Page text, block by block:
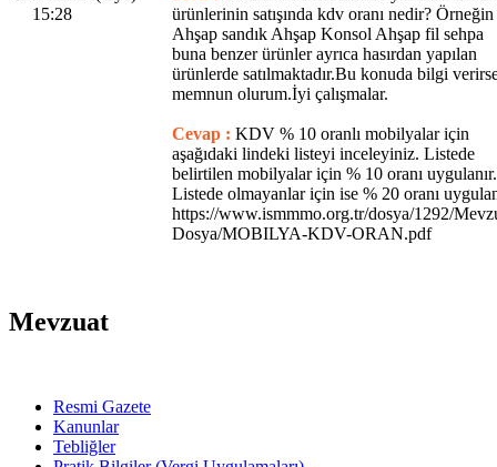
15:28
ürünlerinin satışında kdv oranı nedir? Örneğin
Ahşap sandık Ahşap Konsol Ahşap fil sehpa
buna benzer ürünler ayrıca hasırdan yapılan
ürünlerde satılmaktadır.Bu konuda bilgi
memnun olurum.İyi çalışmalar.
Cevap : KDV % 10 oranlı mobilyalar için
aşağıdaki lindeki listeyi inceleyiniz. Listede
belirtilen mobilyalar için % 10 oranı uygulanır.
Listede olmayanlar için ise % 20 oranı
https://www.ismmmo.org.tr/dosya/1292/
Dosya/MOBILYA-KDV-ORAN.pdf
Mevzuat
Resmi Gazete
Kanunlar
Tebliğler